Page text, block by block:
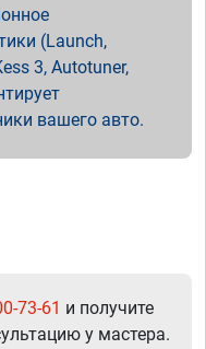
(Launch,
3, Autotuner,
вашего авто.
73-61 и получите
у мастера.